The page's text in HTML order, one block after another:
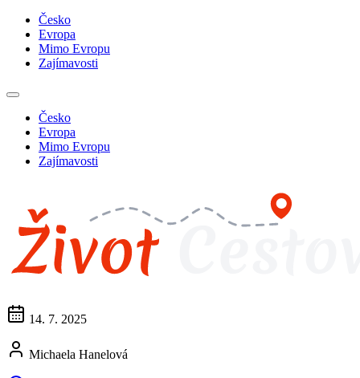
Česko
Evropa
Mimo Evropu
Zajímavosti
Česko
Evropa
Mimo Evropu
Zajímavosti
14. 7. 2025
Michaela Hanelová